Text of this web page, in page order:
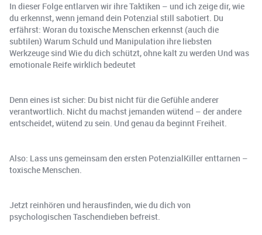
In dieser Folge entlarven wir ihre Taktiken – und ich zeige dir, wie
du erkennst, wenn jemand dein Potenzial still sabotiert. Du
erfährst: Woran du toxische Menschen erkennst (auch die
subtilen) Warum Schuld und Manipulation ihre liebsten
Werkzeuge sind Wie du dich schützt, ohne kalt zu werden Und was
emotionale Reife wirklich bedeutet
Denn eines ist sicher: Du bist nicht für die Gefühle anderer
verantwortlich. Nicht du machst jemanden wütend – der andere
entscheidet, wütend zu sein. Und genau da beginnt Freiheit.
Also: Lass uns gemeinsam den ersten PotenzialKiller enttarnen –
toxische Menschen.
Jetzt reinhören und herausfinden, wie du dich von
psychologischen Taschendieben befreist.